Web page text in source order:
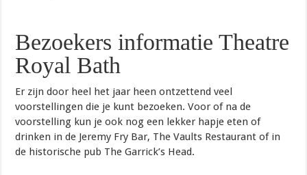
Bezoekers informatie Theatre
Royal Bath
Er zijn door heel het jaar heen ontzettend veel
voorstellingen die je kunt bezoeken. Voor of na de
voorstelling kun je ook nog een lekker hapje eten of
drinken in de Jeremy Fry Bar, The Vaults Restaurant of in
de historische pub The Garrick’s Head.